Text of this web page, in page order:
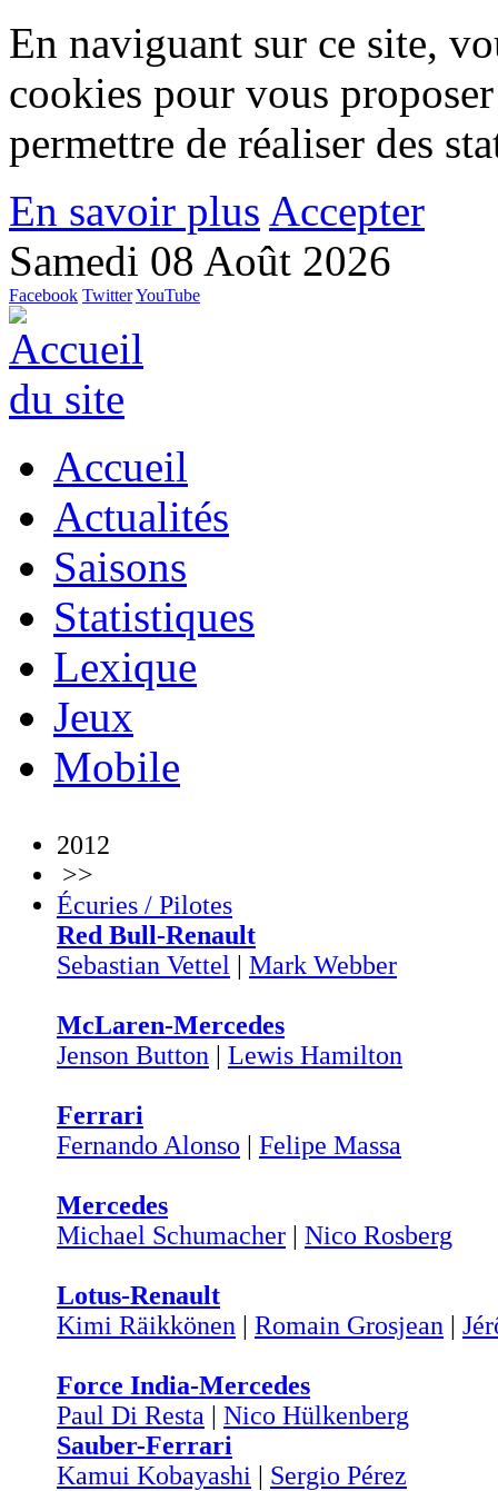
En naviguant sur ce site,
cookies pour vous
permettre de réaliser des
En savoir plus Accepter
Samedi 08 Août 2026
Facebook TwitterYouTube
Accueil
Actualités
Saisons
Statistiques
Lexique
Jeux
Mobile
2012
>>
Écuries / Pilotes
Red Bull-Renault
Sebastian Vettel | Mark Webber
McLaren-Mercedes
Jenson Button | Lewis Hamilton
Ferrari
Fernando Alonso | Felipe Massa
Mercedes
Michael Schumacher | Nico Rosberg
Lotus-Renault
Kimi Räikkönen | Romain Grosjean |
Force India-Mercedes
Paul Di Resta | Nico Hülkenberg
Sauber-Ferrari
Kamui Kobayashi | Sergio Pérez